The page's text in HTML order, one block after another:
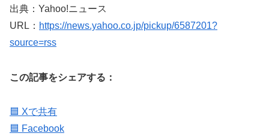
出典：Yahoo!ニュース
URL： https://news.yahoo.co.jp/pickup/6587201?
source=rss
この記事をシェアする：
🟦 Xで共有
🟦 Facebook